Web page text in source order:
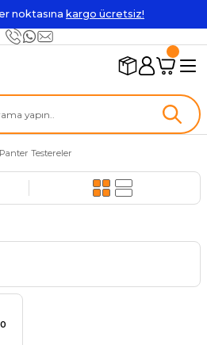
noktasına kargo ücretsiz!
Panter Testereler